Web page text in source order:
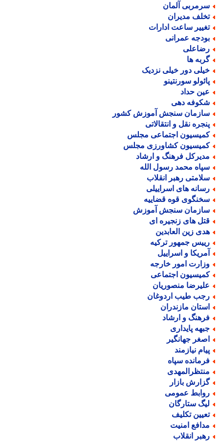
آلمان
مدیران
ساعت ادارات
عمرانی
ها
دور خیلی نزدیک
سورنتینو
حداد
دهی
سنجش آموزش کشور
نقل و انتقالاتی
اجتماعی مجلس
کشاورزی مجلس
فرهنگ و ارشاد
محمد رسول الله
رهبر انقلاب
های اسراییلی
قوه قضاییه
سنجش آموزش
های زنجیره ای
زین العابدین
جمهور ترکیه
و اسراییل
امور خارجه
اجتماعی
منصوریان
طیب اردوغان
مازندران
و ارشاد
پایداری
جهانگیر
نیازمند
سپاه
بازار
عمومی
ستارگان
تکلیف
امنیت
انقلاب